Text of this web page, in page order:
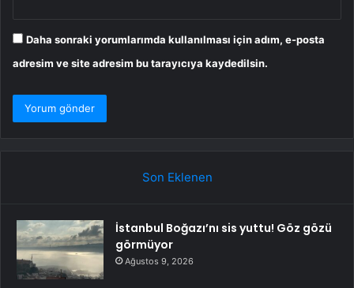
Daha sonraki yorumlarımda kullanılması için adım, e-posta
adresim ve site adresim bu tarayıcıya kaydedilsin.
Son Eklenen
İstanbul Boğazı’nı sis yuttu! Göz gözü
görmüyor
Ağustos 9, 2026